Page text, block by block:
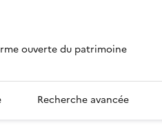
ouverte du patrimoine
Recherche avancée